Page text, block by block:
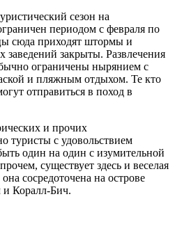
сезон на
периодом с февраля по
сюда приходят штормы и
заведений закрыты. Развлечения
ограничены нырянием с
и пляжным отдыхом. Те кто
отправиться в поход в
и прочих
туристы с удовольствием
один на один с изумительной
существует здесь и веселая
сосредоточена на острове
Коралл-Бич.